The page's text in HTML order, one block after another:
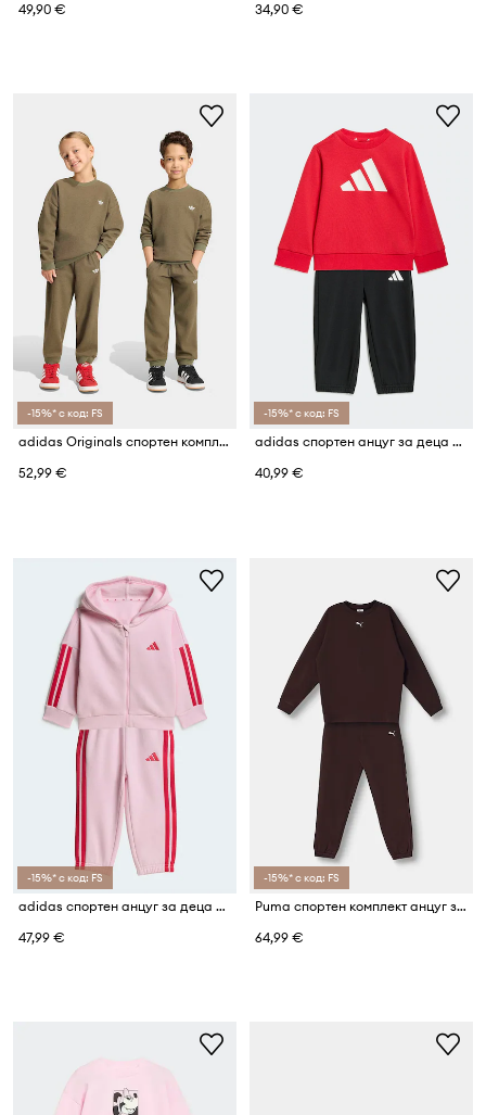
49,90 €
34,90 €
-15%* с код: FS
adidas Originals спортен комплект анцуг за деца с памук
52,99 €
-15%* с код: FS
adidas спортен анцуг за деца с памук
40,99 €
-15%* с код: FS
adidas спортен анцуг за деца с памук
47,99 €
-15%* с код: FS
Puma спортен комплект анцуг за деца с памук Loungewear Sweat Suit
64,99 €